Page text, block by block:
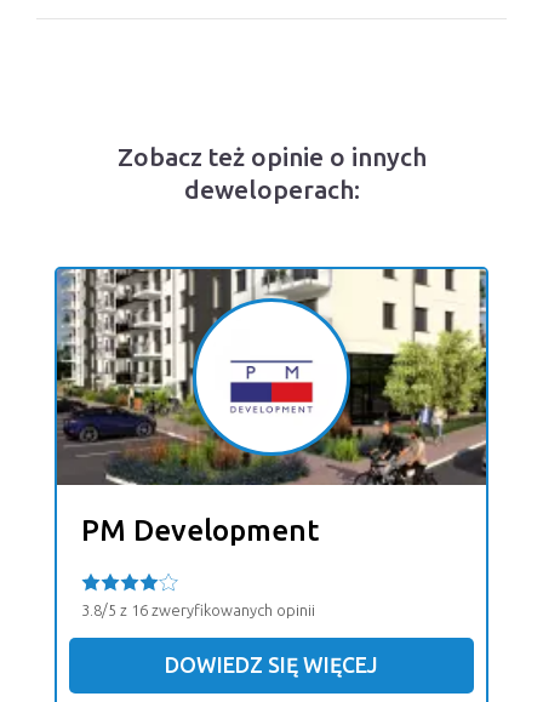
Zobacz też opinie o innych
deweloperach:
PM Development
3.8/5 z 16 zweryfikowanych opinii
DOWIEDZ SIĘ WIĘCEJ